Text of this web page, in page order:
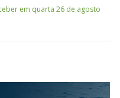
em quarta 26 de agosto